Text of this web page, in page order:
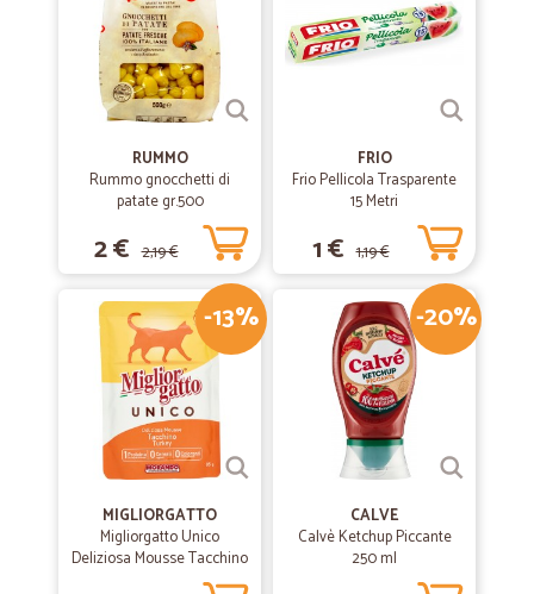
RUMMO
Rummo gnocchetti di
patate gr.500
2 € 2,19 €
FRIO
Frio Pellicola Trasparente
15 Metri
1 € 1,19 €
-13%
MIGLIORGATTO
Migliorgatto Unico
Deliziosa Mousse Tacchino
-20%
CALVE
Calvè Ketchup Piccante
250 ml